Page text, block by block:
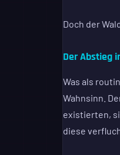
Doch der
Der Abstieg
Was als
Wahnsinn.
existierten,
diese